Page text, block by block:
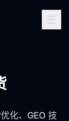
化、GEO 技